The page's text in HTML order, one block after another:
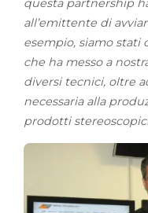
questa partnership
all’emittente di
esempio, siamo stati
che ha messo a
diversi tecnici, oltre
necessaria alla
prodotti